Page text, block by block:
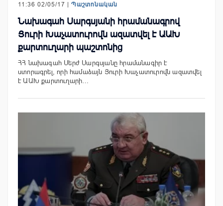
11:36 02/05/17 | Պաշտոնական
Նախագահ Սարգսյանի հրամանագրով
Յուրի Խաչատուրովն ազատվել է ԱԱԽ
քարտուղարի պաշտոնից
ՀՀ նախագահ Սերժ Սարգսյանը հրամանագիր է
ստորագրել, որի համաձայն Յուրի Խաչատուրովն ազատվել
է ԱԱԽ քարտուղարի…